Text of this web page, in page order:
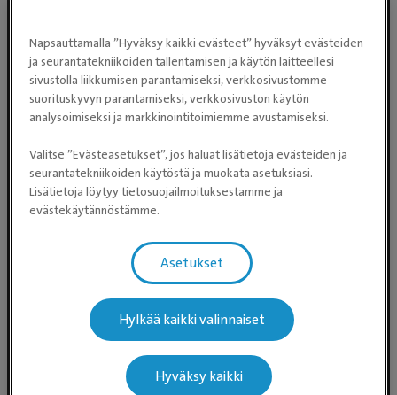
Eläinlääkäripalvelut
Eläinlääkäriasemat
Päivystävät eläinsairaalat (24h)
Napsauttamalla ”Hyväksy kaikki evästeet” hyväksyt evästeiden
ja seurantatekniikoiden tallentamisen ja käytön laitteellesi
sivustolla liikkumisen parantamiseksi, verkkosivustomme
suorituskyvyn parantamiseksi, verkkosivuston käytön
analysoimiseksi ja markkinointitoimiemme avustamiseksi.
Valitse ”Evästeasetukset”, jos haluat lisätietoja evästeiden ja
seurantatekniikoiden käytöstä ja muokata asetuksiasi.
Lisätietoja löytyy tietosuojailmoituksestamme ja
evästekäytännöstämme.
Asetukset
Hylkää kaikki valinnaiset
Hyväksy kaikki